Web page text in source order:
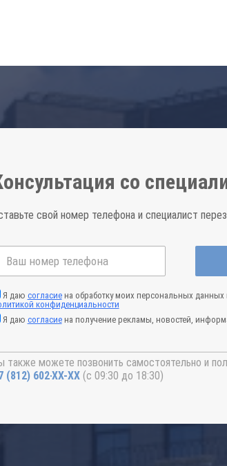
со
свой номер телефона и специалист
Я даю согласиена обработку моих персональных данных
конфиденциальности
Я даю согласиена получение рекламы, новостей,
также можете позвонить самостоятельно и
(812) 602-44-77 (с 09:30 до 18:30)